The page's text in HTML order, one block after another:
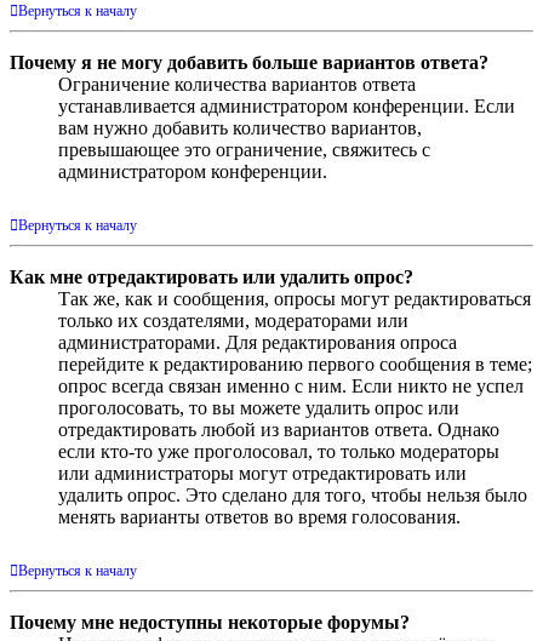
Вернуться к началу
Почему я не могу добавить больше вариантов ответа?
Ограничение количества вариантов ответа
устанавливается администратором конференции. Если
вам нужно добавить количество вариантов,
превышающее это ограничение, свяжитесь с
администратором конференции.
Вернуться к началу
Как мне отредактировать или удалить опрос?
Так же, как и сообщения, опросы могут редактироваться
только их создателями, модераторами или
администраторами. Для редактирования опроса
перейдите к редактированию первого сообщения в теме;
опрос всегда связан именно с ним. Если никто не успел
проголосовать, то вы можете удалить опрос или
отредактировать любой из вариантов ответа. Однако
если кто-то уже проголосовал, то только модераторы
или администраторы могут отредактировать или
удалить опрос. Это сделано для того, чтобы нельзя было
менять варианты ответов во время голосования.
Вернуться к началу
Почему мне недоступны некоторые форумы?